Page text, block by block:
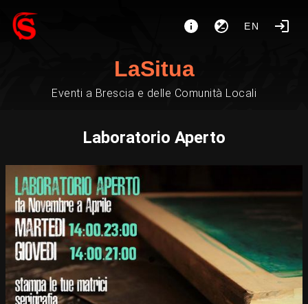
EN
LaSitua
Eventi a Brescia e delle Comunità Locali
Laboratorio Aperto